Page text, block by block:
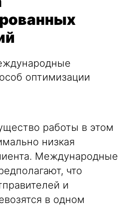
оптимизации
работы в этом
низкая
Международные
что
и
в одном